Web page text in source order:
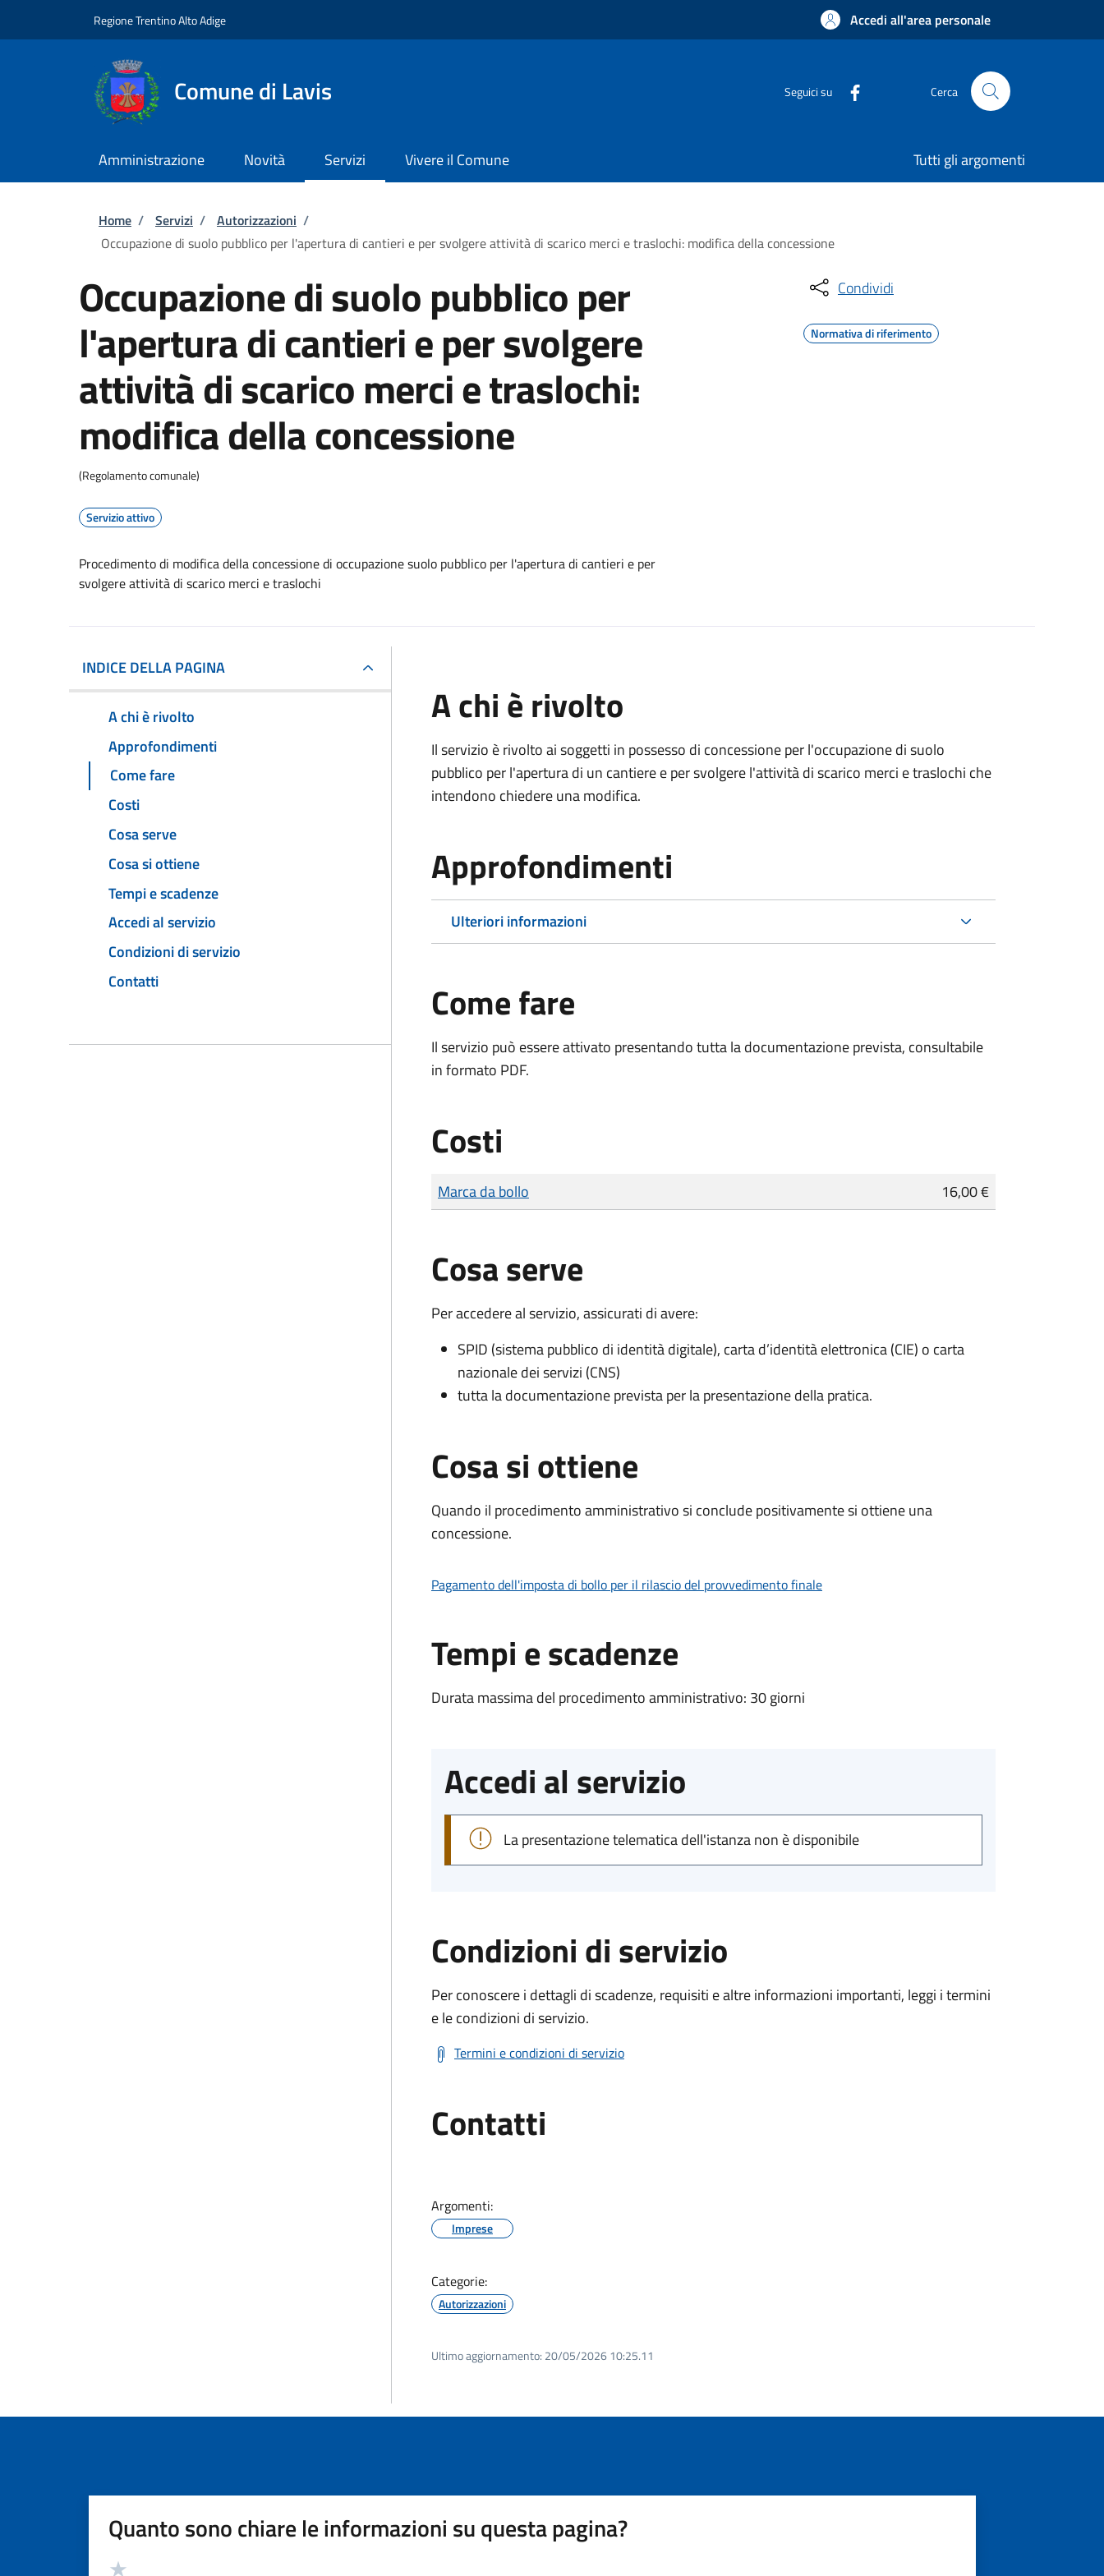
Regione Trentino Alto Adige Accedi all'area personale
Comune di Lavis Seguici su Cerca
Amministrazione Novità Servizi Vivere il Comune Tutti gli argomenti
Briciole di pane
Home / Servizi / Autorizzazioni /
Occupazione di suolo pubblico per l'apertura di cantieri e per svolgere attività di scarico merci e traslochi: modifica della concessione
Occupazione di suolo pubblico per
l'apertura di cantieri e per svolgere
attività di scarico merci e traslochi:
modifica della concessione
(Regolamento comunale)
Servizio attivo
Procedimento di modifica della concessione di occupazione suolo pubblico per l'apertura di cantieri e per
svolgere attività di scarico merci e traslochi
Condividi
Normativa di riferimento
INDICE DELLA PAGINA
A chi è rivolto
Approfondimenti
Come fare
Costi
Cosa serve
Cosa si ottiene
Tempi e scadenze
Accedi al servizio
Condizioni di servizio
Contatti
A chi è rivolto
Il servizio è rivolto ai soggetti in possesso di concessione per l'occupazione di suolo
pubblico per l'apertura di un cantiere e per svolgere l'attività di scarico merci e traslochi che
intendono chiedere una modifica.
Approfondimenti
Ulteriori informazioni
Come fare
Il servizio può essere attivato presentando tutta la documentazione prevista, consultabile
in formato PDF.
Costi
Tipo di pagamento
Importo
Marca da bollo 16,00 €
Cosa serve
Per accedere al servizio, assicurati di avere:
SPID (sistema pubblico di identità digitale), carta d’identità elettronica (CIE) o carta
nazionale dei servizi (CNS)
tutta la documentazione prevista per la presentazione della pratica.
Cosa si ottiene
Quando il procedimento amministrativo si conclude positivamente si ottiene una
concessione.
Pagamento dell'imposta di bollo per il rilascio del provvedimento finale
Tempi e scadenze
Durata massima del procedimento amministrativo: 30 giorni
Accedi al servizio
La presentazione telematica dell'istanza non è disponibile
Condizioni di servizio
Per conoscere i dettagli di scadenze, requisiti e altre informazioni importanti, leggi i termini
e le condizioni di servizio.
Termini e condizioni di servizio
Contatti
Argomenti:
Imprese
Categorie:
Autorizzazioni
Ultimo aggiornamento: 20/05/2026 10:25.11
Quanto sono chiare le informazioni su questa pagina?
Valutazione